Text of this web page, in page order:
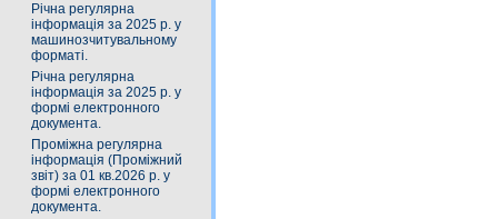
Річна регулярна
інформація за 2025 р. у
машинозчитувальному
форматі.
Річна регулярна
інформація за 2025 р. у
формі електронного
документа.
Проміжна регулярна
інформація (Проміжний
звіт) за 01 кв.2026 р. у
формі електронного
документа.